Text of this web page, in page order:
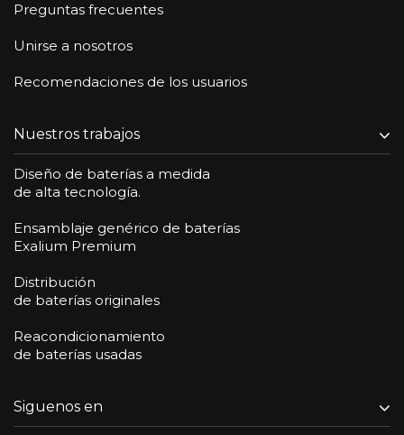
Preguntas frecuentes
Unirse a nosotros
Recomendaciones de los usuarios
Nuestros trabajos
Diseño de baterías a medida
de alta tecnología.
Ensamblaje genérico de baterías
Exalium Premium
Distribución
de baterías originales
Reacondicionamiento
de baterías usadas
Siguenos en